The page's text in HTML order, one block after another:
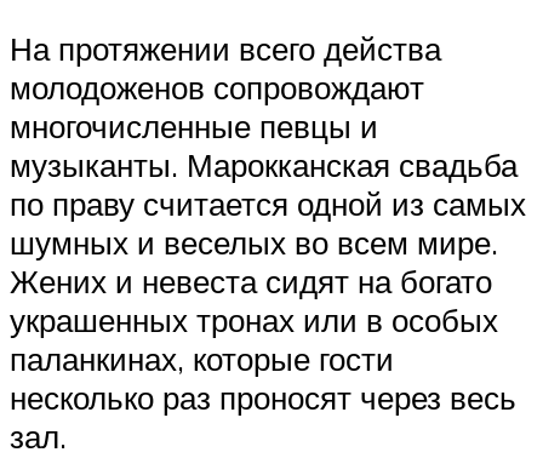
На протяжении всего действа
молодоженов сопровождают
многочисленные певцы и
музыканты. Марокканская свадьба
по праву считается одной из самых
шумных и веселых во всем мире.
Жених и невеста сидят на богато
украшенных тронах или в особых
паланкинах, которые гости
несколько раз проносят через весь
зал.